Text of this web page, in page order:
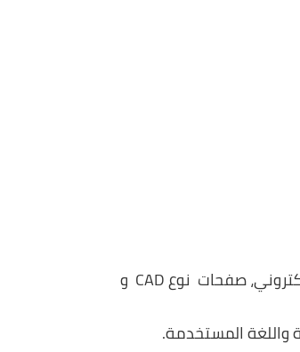
تقوم بسهولة بجمع المستندات، صفحات المشروع، مشاريع الانتهاء، البريد الإلكتروني، صفحات نوع CAD و
المستخدمة.